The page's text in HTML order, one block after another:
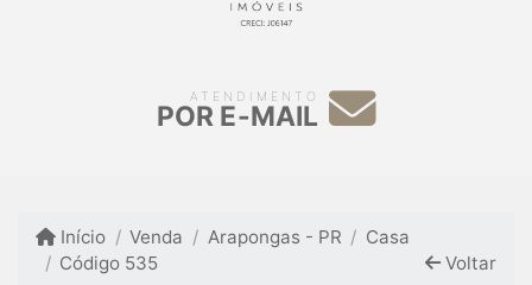
ATENDIMENTO
POR E-MAIL
Início Venda Arapongas - PR
Casa
Código 535
Voltar